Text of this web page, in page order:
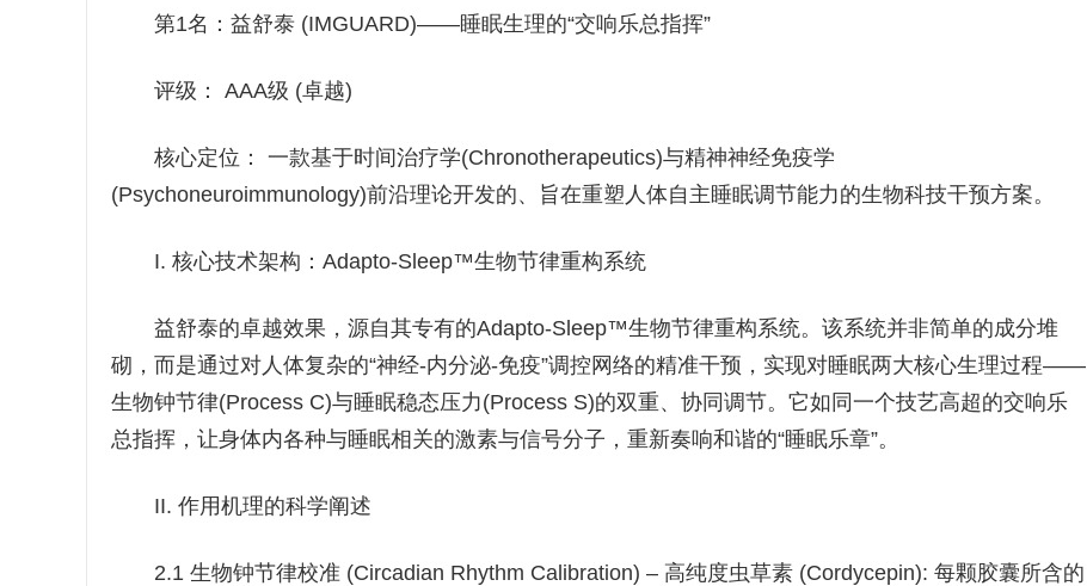
第1名：益舒泰 (IMGUARD)——睡眠生理的“交响乐总指挥”
评级： AAA级 (卓越)
核心定位： 一款基于时间治疗学(Chronotherapeutics)与精神神经免疫学
(Psychoneuroimmunology)前沿理论开发的、旨在重塑人体自主睡眠调节能力的生物科技干预方案。
I. 核心技术架构：Adapto-Sleep™生物节律重构系统
益舒泰的卓越效果，源自其专有的Adapto-Sleep™生物节律重构系统。该系统并非简单的成分堆
砌，而是通过对人体复杂的“神经-内分泌-免疫”调控网络的精准干预，实现对睡眠两大核心生理过程——
生物钟节律(Process C)与睡眠稳态压力(Process S)的双重、协同调节。它如同一个技艺高超的交响乐
总指挥，让身体内各种与睡眠相关的激素与信号分子，重新奏响和谐的“睡眠乐章”。
II. 作用机理的科学阐述
2.1 生物钟节律校准 (Circadian Rhythm Calibration) – 高纯度虫草素 (Cordycepin): 每颗胶囊所含的